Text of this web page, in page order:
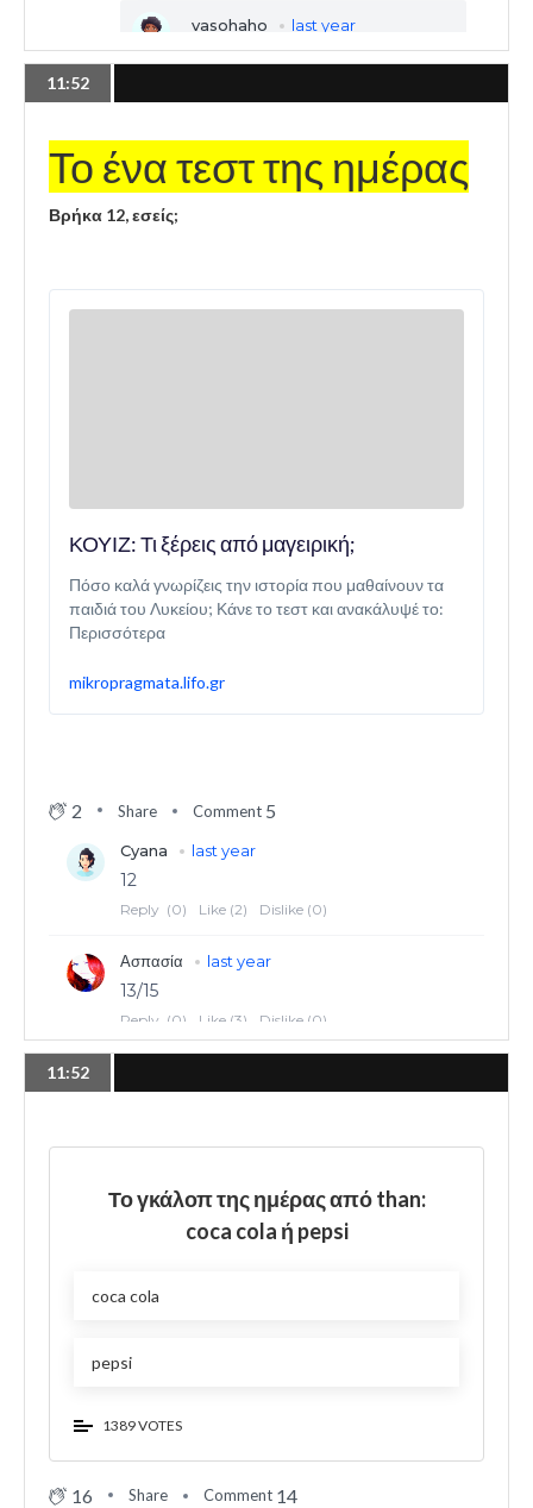
11:52
Το ένα τεστ της ημέρας
Βρήκα 12, εσείς;
ΚΟΥΙΖ: Τι ξέρεις από μαγειρική;
Πόσο καλά γνωρίζεις την ιστορία που μαθαίνουν τα
παιδιά του Λυκείου; Κάνε το τεστ και ανακάλυψέ το:
Περισσότερα
mikropragmata.lifo.gr
2 Share Comment 5
11:52
Το γκάλοπ της ημέρας από than:
coca cola ή pepsi
coca cola
pepsi
1389 VOTES
16 Share Comment 14